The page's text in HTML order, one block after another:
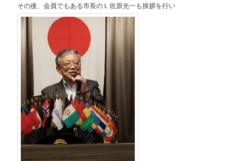
その後、会員でもある市長のＬ佐原光一も挨拶を行い